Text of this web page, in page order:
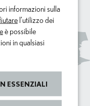
dati personali
come utilizzi la
in un
in qualsiasi
sull’icona "i"
informazioni sulla
l’utilizzo dei
è possibile
in qualsiasi
ESSENZIALI